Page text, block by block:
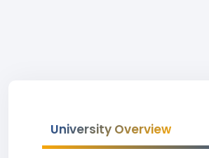
University Overview